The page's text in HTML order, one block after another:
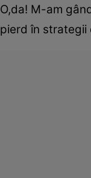
O,da! M-am
pierd în strategii